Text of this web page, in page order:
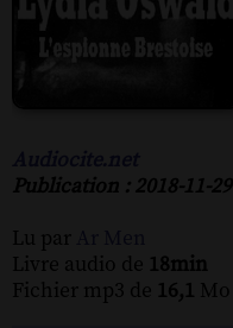
Publication : 2018-11-29
Lu par
Livre audio de 18min
Fichier mp3 de 16,1 Mo